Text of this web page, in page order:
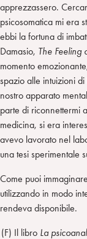
apprezzassero.
psicosomatica mi era
ebbi la fortuna di
Damasio, The Feeling
momento
spazio alle intuizioni
nostro apparato
parte di riconnettermi
medicina, si era
avevo lavorato nel
una tesi sperimentale
Come puoi
utilizzando in modo
rendeva disponibile.
(F) Il libro La